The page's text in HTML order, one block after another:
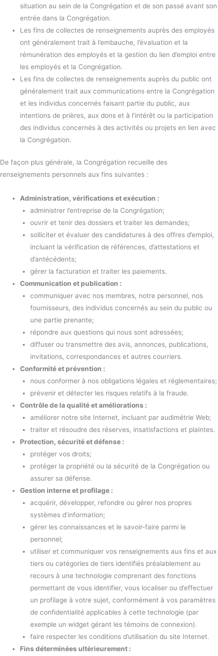
situation au sein de la Congrégation et de son passé avant son
entrée dans la Congrégation.
Les fins de collectes de renseignements auprès des employés
ont généralement trait à l’embauche, l’évaluation et la
rémunération des employés et la gestion du lien d’emploi entre
les employés et la Congrégation.
Les fins de collectes de renseignements auprès du public ont
généralement trait aux communications entre la Congrégation
et les individus concernés faisant partie du public, aux
intentions de prières, aux dons et à l’intérêt ou la participation
des individus concernés à des activités ou projets en lien avec
la Congrégation.
De façon plus générale, la Congrégation recueille des
renseignements personnels aux fins suivantes :
Administration, vérifications et exécution :
administrer l’entreprise de la Congrégation;
ouvrir et tenir des dossiers et traiter les demandes;
solliciter et évaluer des candidatures à des offres d’emploi,
incluant la vérification de références, d’attestations et
d’antécédents;
gérer la facturation et traiter les paiements.
Communication et publication :
communiquer avec nos membres, notre personnel, nos
fournisseurs, des individus concernés au sein du public ou
une partie prenante;
répondre aux questions qui nous sont adressées;
diffuser ou transmettre des avis, annonces, publications,
invitations, correspondances et autres courriers.
Conformité et prévention :
nous conformer à nos obligations légales et réglementaires;
prévenir et détecter les risques relatifs à la fraude.
Contrôle de la qualité et améliorations :
améliorer notre site Internet, incluant par audimétrie Web;
traiter et résoudre des réserves, insatisfactions et plaintes.
Protection, sécurité et défense :
protéger vos droits;
protéger la propriété ou la sécurité de la Congrégation ou
assurer sa défense.
Gestion interne et profilage :
acquérir, développer, refondre ou gérer nos propres
systèmes d’information;
gérer les connaissances et le savoir-faire parmi le
personnel;
utiliser et communiquer vos renseignements aux fins et aux
tiers ou catégories de tiers identifiés préalablement au
recours à une technologie comprenant des fonctions
permettant de vous identifier, vous localiser ou d’effectuer
un profilage à votre sujet, conformément à vos paramètres
de confidentialité applicables à cette technologie (par
exemple un widget gérant les témoins de connexion).
faire respecter les conditions d’utilisation du site Internet.
Fins déterminées ultérieurement :